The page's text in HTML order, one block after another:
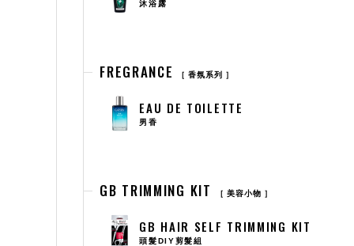
沐浴露
FREGRANCE 香氛系列
EAU DE TOILETTE
男香
GB TRIMMING KIT 美容小物
GB HAIR SELF TRIMMING KIT
頭髮DIY剪髮組